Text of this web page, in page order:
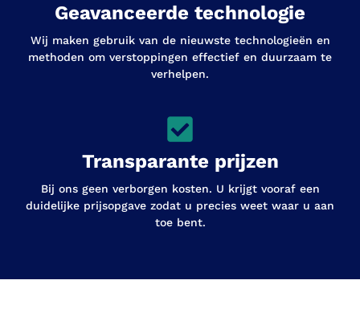
Geavanceerde technologie
Wij maken gebruik van de nieuwste technologieën en
methoden om verstoppingen effectief en duurzaam te
verhelpen.
Transparante prijzen
Bij ons geen verborgen kosten. U krijgt vooraf een
duidelijke prijsopgave zodat u precies weet waar u aan
toe bent.